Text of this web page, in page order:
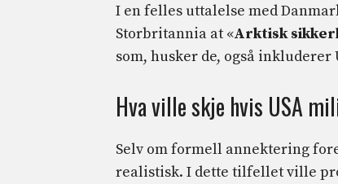
I en felles uttalelse med
Storbritannia at «Arktisk
som, husker de, også inkluderer
Hva ville skje hvis USA
Selv om formell annektering
realistisk. I dette tilfellet ville